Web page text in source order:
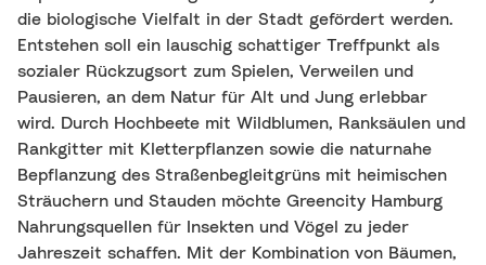
die biologische Vielfalt in der Stadt gefördert werden.
Entstehen soll ein lauschig schattiger Treffpunkt als
sozialer Rückzugsort zum Spielen, Verweilen und
Pausieren, an dem Natur für Alt und Jung erlebbar
wird. Durch Hochbeete mit Wildblumen, Ranksäulen und
Rankgitter mit Kletterpflanzen sowie die naturnahe
Bepflanzung des Straßenbegleitgrüns mit heimischen
Sträuchern und Stauden möchte Greencity Hamburg
Nahrungsquellen für Insekten und Vögel zu jeder
Jahreszeit schaffen. Mit der Kombination von Bäumen,